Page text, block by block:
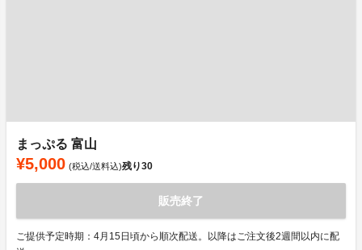
まっぷる 富山
¥5,000 (税込/送料込)残り30
販売終了
ご提供予定時期：4月15日頃から順次配送。以降はご注文後2週間以内に配